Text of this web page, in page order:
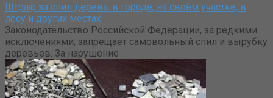
Штраф за спил дерева: в городе, на своём участке, в
лесу и других местах
Законодательство Российской Федерации, за редкими
исключениями, запрещает самовольный спил и вырубку
деревьев. За нарушение